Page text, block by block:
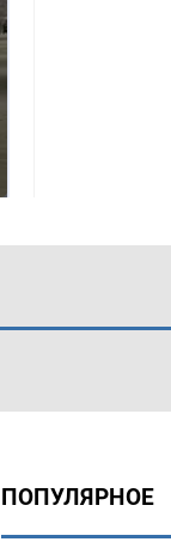
ПОПУЛЯРНОЕ